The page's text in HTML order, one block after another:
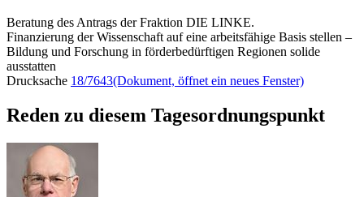
Beratung des Antrags der Fraktion DIE LINKE.
Finanzierung der Wissenschaft auf eine arbeitsfähige Basis stellen –
Bildung und Forschung in förderbedürftigen Regionen solide
ausstatten
Drucksache 18/7643(Dokument, öffnet ein neues Fenster)
Reden zu diesem Tagesordnungspunkt